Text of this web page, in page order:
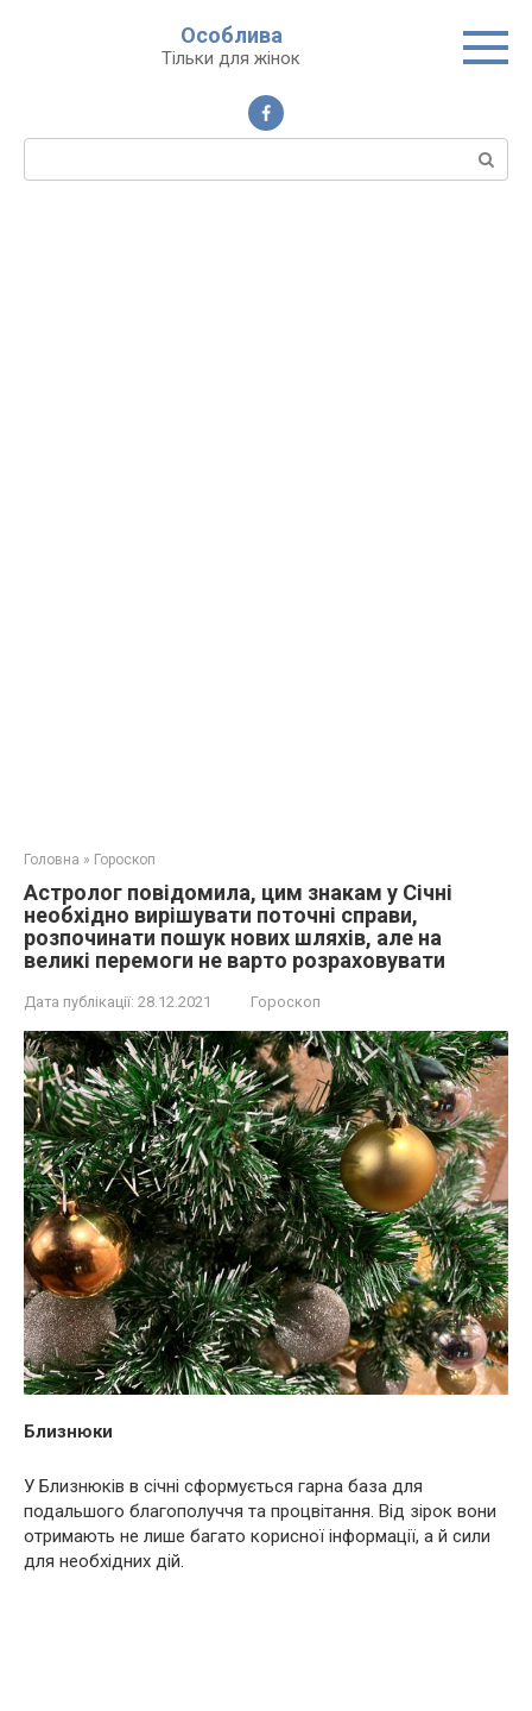
Особлива
Тільки для жінок
Пошук:
Головна » Гороскоп
Астролог повідомила, цим знакам у Січні
необхідно вирішувати поточні справи,
розпочинати пошук нових шляхів, але на
великі перемоги не варто розраховувати
Дата публікації: 28.12.2021 Гороскоп
Близнюки
У Близнюків в січні сформується гарна база для
подальшого благополуччя та процвітання. Від зірок вони
отримають не лише багато корисної інформації, а й сили
для необхідних дій.